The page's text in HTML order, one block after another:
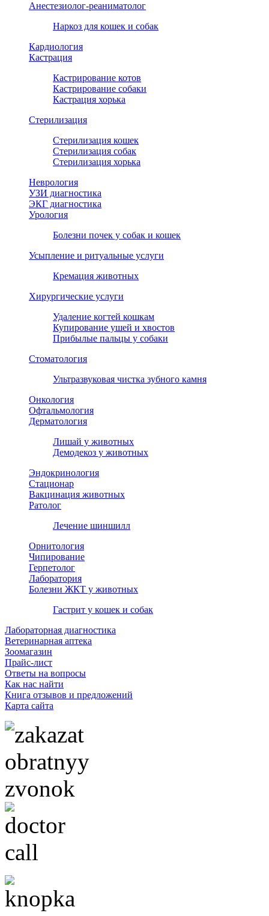
Анестезиолог-реаниматолог
Наркоз для кошек и собак
Кардиология
Кастрация
Кастрирование котов
Кастрирование собаки
Кастрация хорька
Стерилизация
Стерилизация кошек
Стерилизация собак
Стерилизация хорька
Неврология
УЗИ диагностика
ЭКГ диагностика
Урология
Болезни почек у собак и кошек
Усыпление и ритуальные услуги
Кремация животных
Хирургические услуги
Удаление когтей кошкам
Купирование ушей и хвостов
Прибылые пальцы у собаки
Стоматология
Ультразвуковая чистка зубного камня
Онкология
Офтальмология
Дерматология
Лишай у животных
Демодекоз у животных
Эндокринология
Стационар
Вакцинация животных
Ратолог
Лечение шиншилл
Орнитология
Чипирование
Герпетолог
Лаборатория
Болезни ЖКТ у животных
Гастрит у кошек и собак
Лабораторная диагностика
Ветеринарная аптека
Зоомагазин
Прайс-лист
Ответы на вопросы
Как нас найти
Книга отзывов и предложений
Карта сайта